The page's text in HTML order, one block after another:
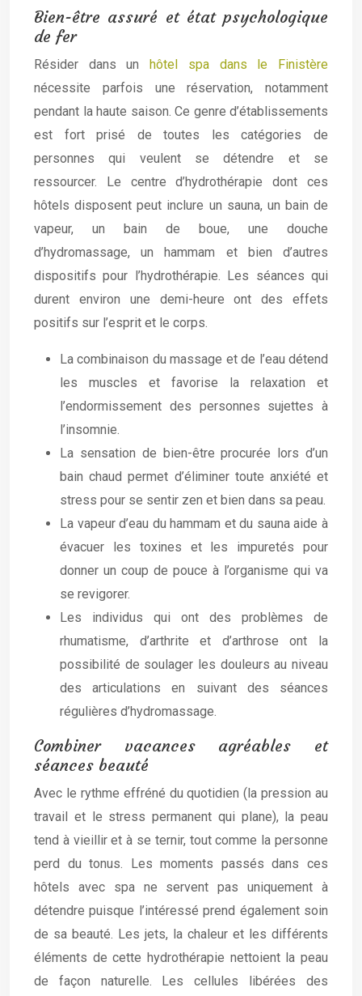
Bien-être assuré et état psychologique
de fer
Résider dans unhôtel spa dans le Finistère
nécessite parfois une réservation, notamment
pendant la haute saison. Ce genre d’établissements
est fort prisé de toutes les catégories de
personnes qui veulent se détendre et se
ressourcer. Le centre d’hydrothérapie dont ces
hôtels disposent peut inclure un sauna, un bain de
vapeur, un bain de boue, une douche
d’hydromassage, un hammam et bien d’autres
dispositifs pour l’hydrothérapie. Les séances qui
durent environ une demi-heure ont des effets
positifs sur l’esprit et le corps.
La combinaison du massage et de l’eau détend
les muscles et favorise la relaxation et
l’endormissement des personnes sujettes à
l’insomnie.
La sensation de bien-être procurée lors d’un
bain chaud permet d’éliminer toute anxiété et
stress pour se sentir zen et bien dans sa peau.
La vapeur d’eau du hammam et du sauna aide à
évacuer les toxines et les impuretés pour
donner un coup de pouce à l’organisme qui va
se revigorer.
Les individus qui ont des problèmes de
rhumatisme, d’arthrite et d’arthrose ont la
possibilité de soulager les douleurs au niveau
des articulations en suivant des séances
régulières d’hydromassage.
Combiner vacances agréables et
séances beauté
Avec le rythme effréné du quotidien (la pression au
travail et le stress permanent qui plane), la peau
tend à vieillir et à se ternir, tout comme la personne
perd du tonus. Les moments passés dans ces
hôtels avec spa ne servent pas uniquement à
détendre puisque l’intéressé prend également soin
de sa beauté. Les jets, la chaleur et les différents
éléments de cette hydrothérapie nettoient la peau
de façon naturelle. Les cellules libérées des